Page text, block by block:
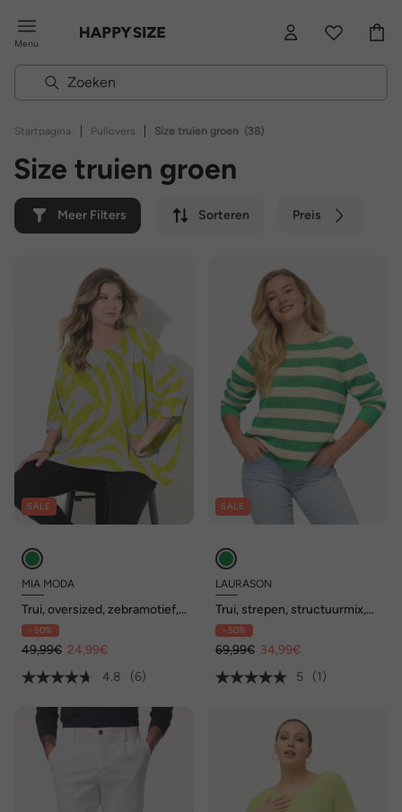
Menu
Startpagina | Pullovers | Size truien groen (38)
Size truien groen
Meer Filters Sorteren Preis
SALE
MIA MODA
Trui, oversized, zebramotief,
3/4-mouwen
- 50%
49,99€ 24,99€
4.8
(6)
SALE
LAURASON
Trui, strepen, structuurmix,
ronde hals, lange mouwen
- 50%
69,99€ 34,99€
5
(1)